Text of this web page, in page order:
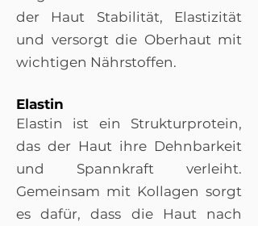
der Haut Stabilität, Elastizität
und versorgt die Oberhaut mit
wichtigen Nährstoffen.
Elastin
Elastin ist ein Strukturprotein,
das der Haut ihre Dehnbarkeit
und Spannkraft verleiht.
Gemeinsam mit Kollagen sorgt
es dafür, dass die Haut nach